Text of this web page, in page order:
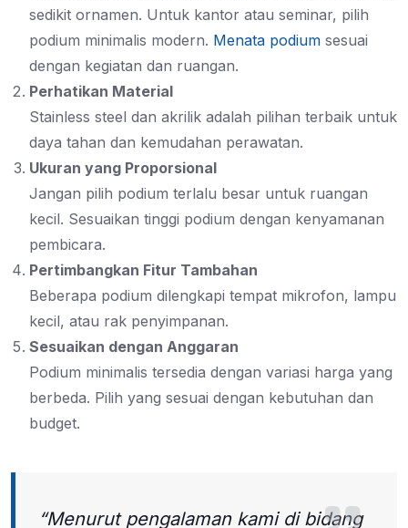
sedikit ornamen. Untuk kantor atau seminar, pilih
podium minimalis modern. Menata podium sesuai
dengan kegiatan dan ruangan.
Perhatikan Material
Stainless steel dan akrilik adalah pilihan terbaik untuk
daya tahan dan kemudahan perawatan.
Ukuran yang Proporsional
Jangan pilih podium terlalu besar untuk ruangan
kecil. Sesuaikan tinggi podium dengan kenyamanan
pembicara.
Pertimbangkan Fitur Tambahan
Beberapa podium dilengkapi tempat mikrofon, lampu
kecil, atau rak penyimpanan.
Sesuaikan dengan Anggaran
Podium minimalis tersedia dengan variasi harga yang
berbeda. Pilih yang sesuai dengan kebutuhan dan
budget.
“Menurut pengalaman kami di bidang